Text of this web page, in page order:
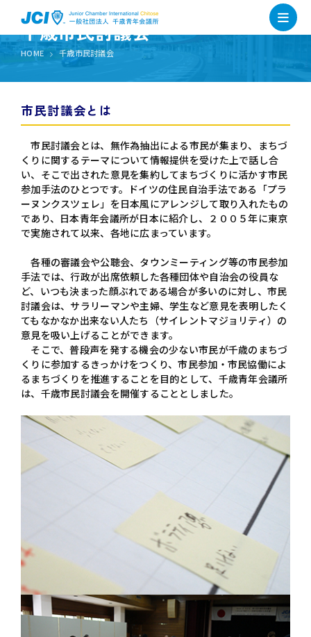
千歳市民討議会
HOME 千歳市民討議会
市民討議会とは
市民討議会とは、無作為抽出による市民が集まり、まちづ
くりに関するテーマについて情報提供を受けた上で話し合
い、そこで出された意見を集約してまちづくりに活かす市民
参加手法のひとつです。ドイツの住民自治手法である「プラ
ーヌンクスツェレ」を日本風にアレンジして取り入れたもの
であり、日本青年会議所が日本に紹介し、２００５年に東京
で実施されて以来、各地に広まっています。
各種の審議会や公聴会、タウンミーティング等の市民参加
手法では、行政が出席依頼した各種団体や自治会の役員な
ど、いつも決まった顔ぶれである場合が多いのに対し、市民
討議会は、サラリーマンや主婦、学生など意見を表明したく
てもなかなか出来ない人たち（サイレントマジョリティ）の
意見を吸い上げることができます。
そこで、普段声を発する機会の少ない市民が千歳のまちづ
くりに参加するきっかけをつくり、市民参加・市民協働によ
るまちづくりを推進することを目的として、千歳青年会議所
は、千歳市民討議会を開催することとしました。